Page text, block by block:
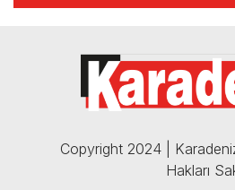
05.12.2024
Copyright 2024 |
Hakları